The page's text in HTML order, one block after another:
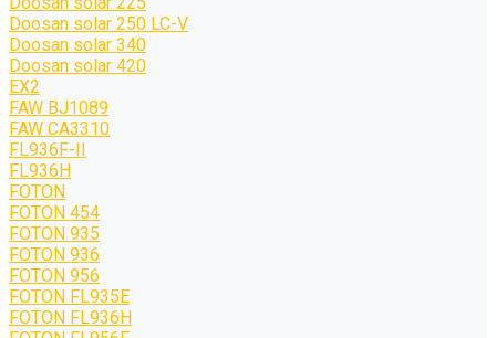
Doosan solar 250 LC-V
Doosan solar 340
Doosan solar 420
EX2
FAW BJ1089
FAW CA3310
FL936F-II
FL936H
FOTON
FOTON 454
FOTON 935
FOTON 936
FOTON 956
FOTON FL935E
FOTON FL936H